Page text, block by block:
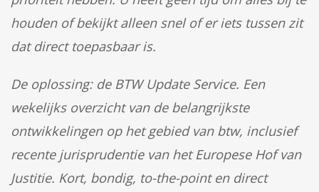
houden of bekijkt alleen snel of er iets tussen zit
dat direct toepasbaar is.
De oplossing: de BTW Update Service. Een
wekelijks overzicht van de belangrijkste
ontwikkelingen op het gebied van btw, inclusief
recente jurisprudentie van het Europese Hof van
Justitie. Kort, bondig, to-the-point en direct